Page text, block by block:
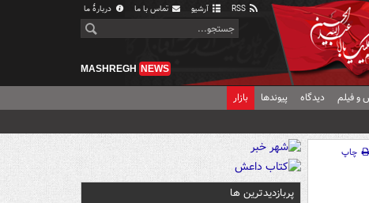
آرشیو تماس با ما دربارهٔ ما
MASHREGH NEWS
و فیلم دیدگاه پیوندها بازار
چاپ
پربازدیدترین ها